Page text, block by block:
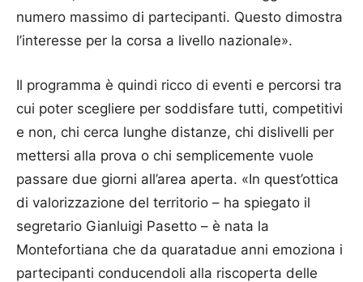
numero massimo di partecipanti. Questo dimostra
l’interesse per la corsa a livello nazionale».
Il programma è quindi ricco di eventi e percorsi tra
cui poter scegliere per soddisfare tutti, competitivi
e non, chi cerca lunghe distanze, chi dislivelli per
mettersi alla prova o chi semplicemente vuole
passare due giorni all’area aperta. «In quest’ottica
di valorizzazione del territorio – ha spiegato il
segretario Gianluigi Pasetto – è nata la
Montefortiana che da quaratadue anni emoziona i
partecipanti conducendoli alla riscoperta delle